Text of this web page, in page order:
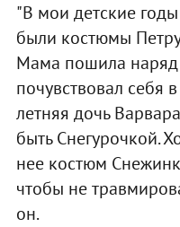
"В мои детские
были костюмы
Мама пошила
почувствовал себя
летняя дочь
быть Снегурочкой.
нее костюм
чтобы не
он.